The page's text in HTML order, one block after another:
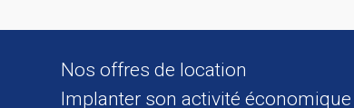
Nos offres de location
Implanter son activité économique